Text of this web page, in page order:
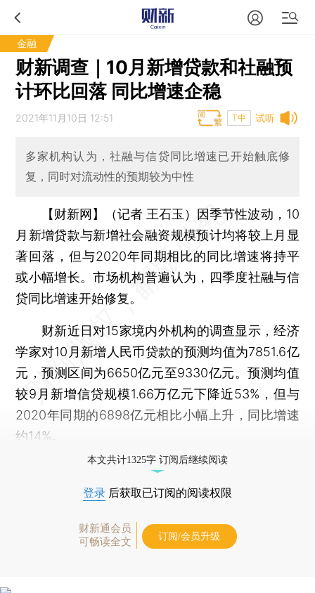
金融
财新调查｜10月新增贷款和社融预
计环比回落 同比增速企稳
试听
2021年11月10日 12:51 T中
多家机构认为，社融与信贷同比增速已开始触底修
复，同时对流动性的预期较为中性
【财新网】（记者 王石玉）
因季节性波动，10
月新增贷款与新增社会融资规模预计均将较上月显
著回落，但与2020年同期相比的同比增速将持平
或小幅增长。市场机构普遍认为，四季度社融与信
贷同比增速开始修复。
财新近日对15家境内外机构的调查显示，经济
学家对10月新增人民币贷款的预测均值为7851.6亿
元，预测区间为6650亿元至9330亿元。预测均值
较9月新增信贷规模1.66万亿元下降近53%，但与
2020年同期的6898亿元相比小幅上升，同比增速
约14%。
本文共计1325字 订阅后继续阅读
登录 后获取已订阅的阅读权限
财新通会员
可畅读全文
订阅/会员升级